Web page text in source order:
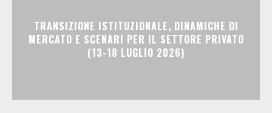
TRANSIZIONE ISTITUZIONALE, DINAMICHE DI
MERCATO E SCENARI PER IL SETTORE PRIVATO
(13-18 LUGLIO 2026)